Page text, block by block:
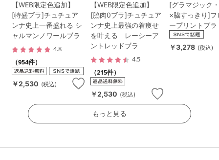
【WEB限定色追加】
[特盛ブラ]チュチュア
ンナ史上一番盛れる シ
ャルマンノワールブラ
4.8
（954件）
￥2,530 (税込)
【WEB限定色追加】
[脇肉0ブラ]チュチュア
ンナ史上最強の着痩せ
を叶える レーシーア
ントレッドブラ
4.5
（215件）
￥2,530 (税込)
[グラマジック
×脇すっきり]フ
ープリントブラ
￥3,278 (税込)
もっと見る